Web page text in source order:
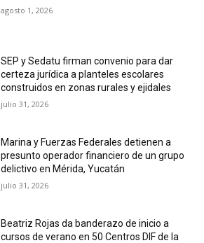
agosto 1, 2026
SEP y Sedatu firman convenio para dar
certeza jurídica a planteles escolares
construidos en zonas rurales y ejidales
julio 31, 2026
Marina y Fuerzas Federales detienen a
presunto operador financiero de un grupo
delictivo en Mérida, Yucatán
julio 31, 2026
Beatriz Rojas da banderazo de inicio a
cursos de verano en 50 Centros DIF de la